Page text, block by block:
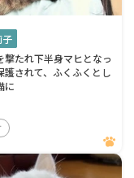
子
撃たれ下半身マヒとなっ
されて、ふくふくとし
に